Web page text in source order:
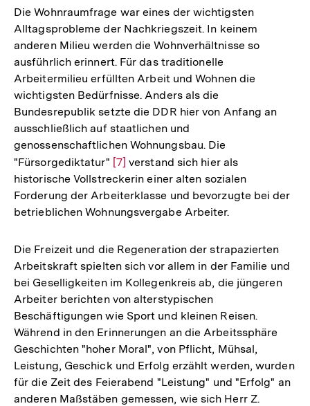
Die Wohnraumfrage war eines der wichtigsten
Alltagsprobleme der Nachkriegszeit. In keinem
anderen Milieu werden die Wohnverhältnisse so
ausführlich erinnert. Für das traditionelle
Arbeitermilieu erfüllten Arbeit und Wohnen die
wichtigsten Bedürfnisse. Anders als die
Bundesrepublik setzte die DDR hier von Anfang an
ausschließlich auf staatlichen und
genossenschaftlichen Wohnungsbau. Die
"Fürsorgediktatur" Zur
Auflösung
der
Fußnote
[7] verstand sich hier als
historische Vollstreckerin einer alten sozialen
Forderung der Arbeiterklasse und bevorzugte bei der
betrieblichen Wohnungsvergabe Arbeiter.
Die Freizeit und die Regeneration der strapazierten
Arbeitskraft spielten sich vor allem in der Familie und
bei Geselligkeiten im Kollegenkreis ab, die jüngeren
Arbeiter berichten von alterstypischen
Beschäftigungen wie Sport und kleinen Reisen.
Während in den Erinnerungen an die Arbeitssphäre
Geschichten "hoher Moral", von Pflicht, Mühsal,
Leistung, Geschick und Erfolg erzählt werden, wurden
für die Zeit des Feierabend "Leistung" und "Erfolg" an
anderen Maßstäben gemessen, wie sich Herr Z.